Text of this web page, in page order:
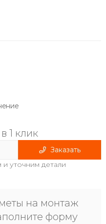
1 клик
Заказать
уточним детали
на монтаж
форму